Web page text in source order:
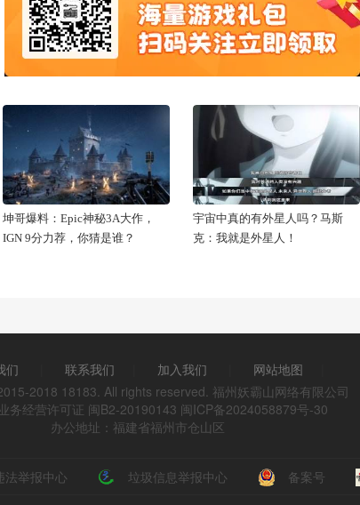
坤哥爆料：Epic神秘3A大作，
IGN 9分力荐，你猜是谁？
宇宙中真的有外星人吗？马斯
克：我就是外星人！
们 联系我们 加入我们 网站地图
2018 18183. All rights reserved. 福州妖霸山网络有限公司
务经营许可证 闽B2-20190143 闽ICP备2024058879号-30
办公地址：福建省福州市仓山区
法举报中心 垃圾信息举报中心 备案号